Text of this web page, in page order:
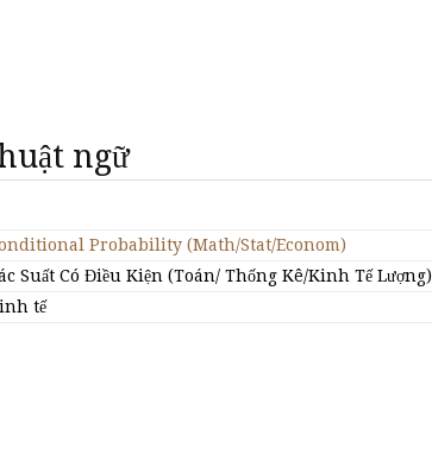
ngữ
Probability (Math/Stat/Econom)
Suất Có Điều Kiện (Toán/ Thống Kê/Kinh Tế Lượng)
tế